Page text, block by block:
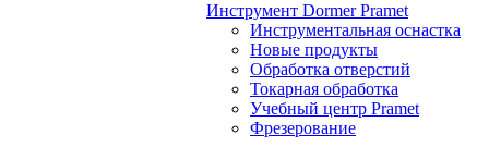
Инструмент Dormer Pramet
Инструментальная оснастка
Новые продукты
Обработка отверстий
Токарная обработка
Учебный центр Pramet
Фрезерование